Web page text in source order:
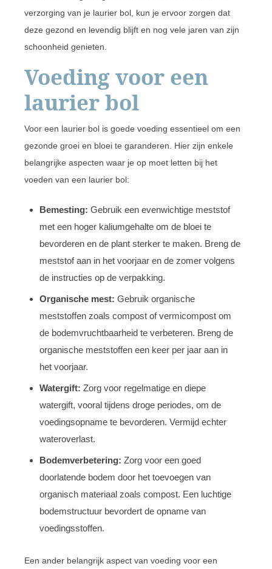
verzorging van je laurier bol, kun je ervoor zorgen dat
deze gezond en levendig blijft en nog vele jaren van zijn
schoonheid genieten.
Voeding voor een
laurier bol
Voor een laurier bol is goede voeding essentieel om een
gezonde groei en bloei te garanderen. Hier zijn enkele
belangrijke aspecten waar je op moet letten bij het
voeden van een laurier bol:
Bemesting: Gebruik een evenwichtige meststof
met een hoger kaliumgehalte om de bloei te
bevorderen en de plant sterker te maken. Breng de
meststof aan in het voorjaar en de zomer volgens
de instructies op de verpakking.
Organische mest: Gebruik organische
meststoffen zoals compost of vermicompost om
de bodemvruchtbaarheid te verbeteren. Breng de
organische meststoffen een keer per jaar aan in
het voorjaar.
Watergift: Zorg voor regelmatige en diepe
watergift, vooral tijdens droge periodes, om de
voedingsopname te bevorderen. Vermijd echter
wateroverlast.
Bodemverbetering: Zorg voor een goed
doorlatende bodem door het toevoegen van
organisch materiaal zoals compost. Een luchtige
bodemstructuur bevordert de opname van
voedingsstoffen.
Een ander belangrijk aspect van voeding voor een